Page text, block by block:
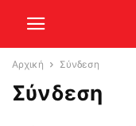
Αρχική Σύνδεση
Σύνδεση